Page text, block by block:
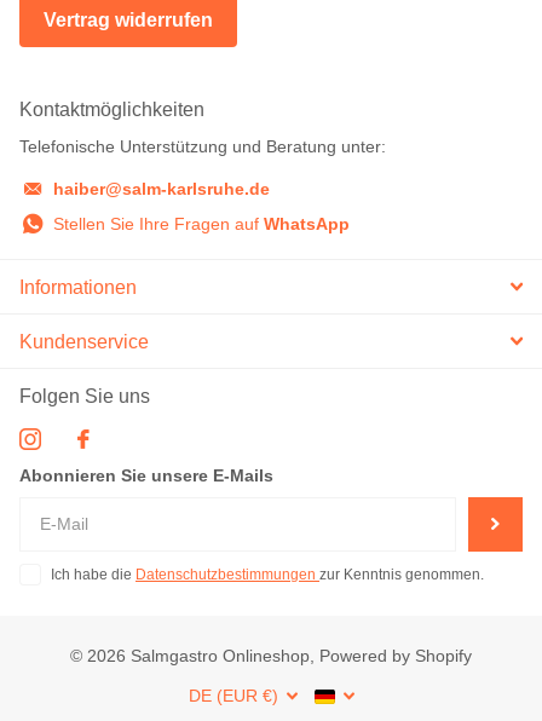
Vertrag widerrufen
Kontaktmöglichkeiten
Telefonische Unterstützung und Beratung unter:
haiber@salm-karlsruhe.de
Stellen Sie Ihre Fragen auf WhatsApp
Informationen
Kundenservice
Folgen Sie uns
Abonnieren Sie unsere E-Mails
Ich habe die Datenschutzbestimmungen zur Kenntnis genommen.
© 2026 Salmgastro Onlineshop, Powered by Shopify
DE (EUR €)